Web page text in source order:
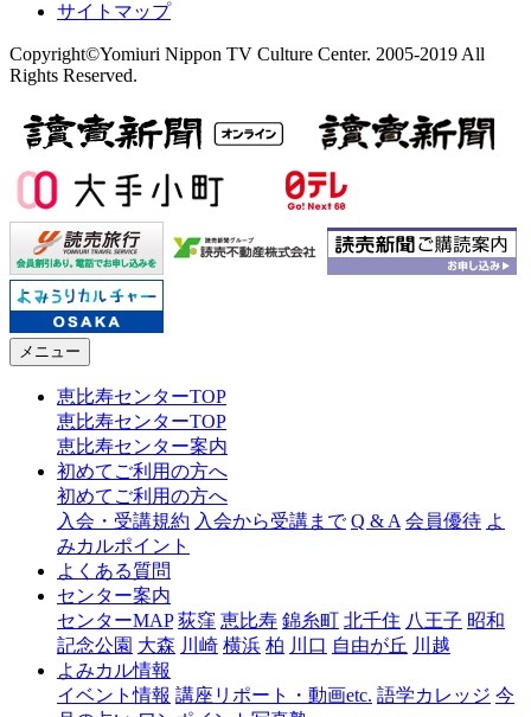
サイトマップ
Copyright©Yomiuri Nippon TV Culture Center. 2005-2019 All
Rights Reserved.
メニュー
恵比寿センターTOP
恵比寿センターTOP
恵比寿センター案内
初めてご利用の方へ
初めてご利用の方へ
入会・受講規約 入会から受講まで Q & A 会員優待 よ
みカルポイント
よくある質問
センター案内
センターMAP 荻窪 恵比寿 錦糸町 北千住 八王子 昭和
記念公園 大森 川崎 横浜 柏 川口 自由が丘 川越
よみカル情報
イベント情報 講座リポート・動画etc. 語学カレッジ 今